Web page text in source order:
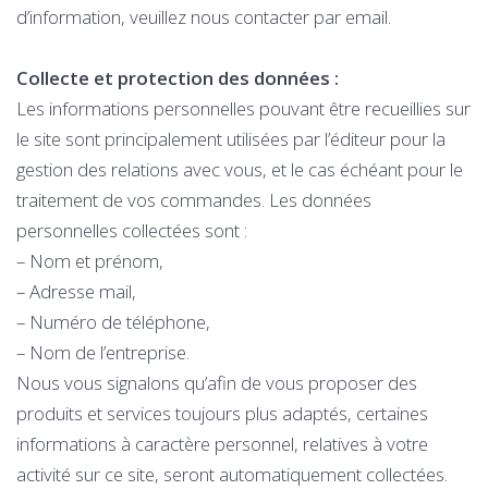
d’information, veuillez nous contacter par email.
Collecte et protection des données :
Les informations personnelles pouvant être recueillies sur
le site sont principalement utilisées par l’éditeur pour la
gestion des relations avec vous, et le cas échéant pour le
traitement de vos commandes. Les données
personnelles collectées sont :
– Nom et prénom,
– Adresse mail,
– Numéro de téléphone,
– Nom de l’entreprise.
Nous vous signalons qu’afin de vous proposer des
produits et services toujours plus adaptés, certaines
informations à caractère personnel, relatives à votre
activité sur ce site, seront automatiquement collectées.